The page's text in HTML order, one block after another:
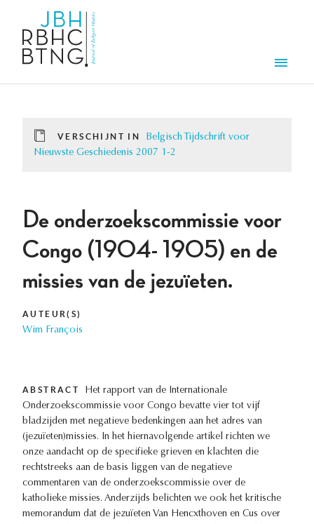
VERSCHIJNT IN
Belgisch Tijdschrift voor
Nieuwste Geschiedenis 2007 1-2
De onderzoekscommissie voor
Congo (1904- 1905) en de
missies van de jezuïeten.
AUTEUR(S)
Wim François
ABSTRACT
Het rapport van de Internationale
Onderzoekscommissie voor Congo bevatte vier tot vijf
bladzijden met negatieve bedenkingen aan het adres van
(jezuïeten)missies. In het hiernavolgende artikel richten we
onze aandacht op de specifieke grieven en klachten die
rechtstreeks aan de basis liggen van de negatieve
commentaren van de onderzoekscommissie over de
katholieke missies. Anderzijds belichten we ook het kritische
memorandum dat de jezuïeten Van Hencxthoven en Cus over